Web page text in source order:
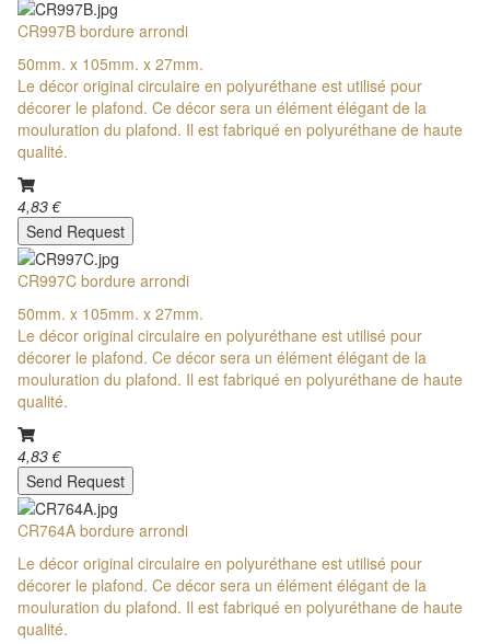
CR997B bordure arrondi
50mm. x 105mm. x 27mm.
Le décor original circulaire en polyuréthane est utilisé pour
décorer le plafond. Ce décor sera un élément élégant de la
mouluration du plafond. Il est fabriqué en polyuréthane de haute
qualité.
4,83 €
Send Request
CR997C bordure arrondi
50mm. x 105mm. x 27mm.
Le décor original circulaire en polyuréthane est utilisé pour
décorer le plafond. Ce décor sera un élément élégant de la
mouluration du plafond. Il est fabriqué en polyuréthane de haute
qualité.
4,83 €
Send Request
CR764A bordure arrondi
Le décor original circulaire en polyuréthane est utilisé pour
décorer le plafond. Ce décor sera un élément élégant de la
mouluration du plafond. Il est fabriqué en polyuréthane de haute
qualité.